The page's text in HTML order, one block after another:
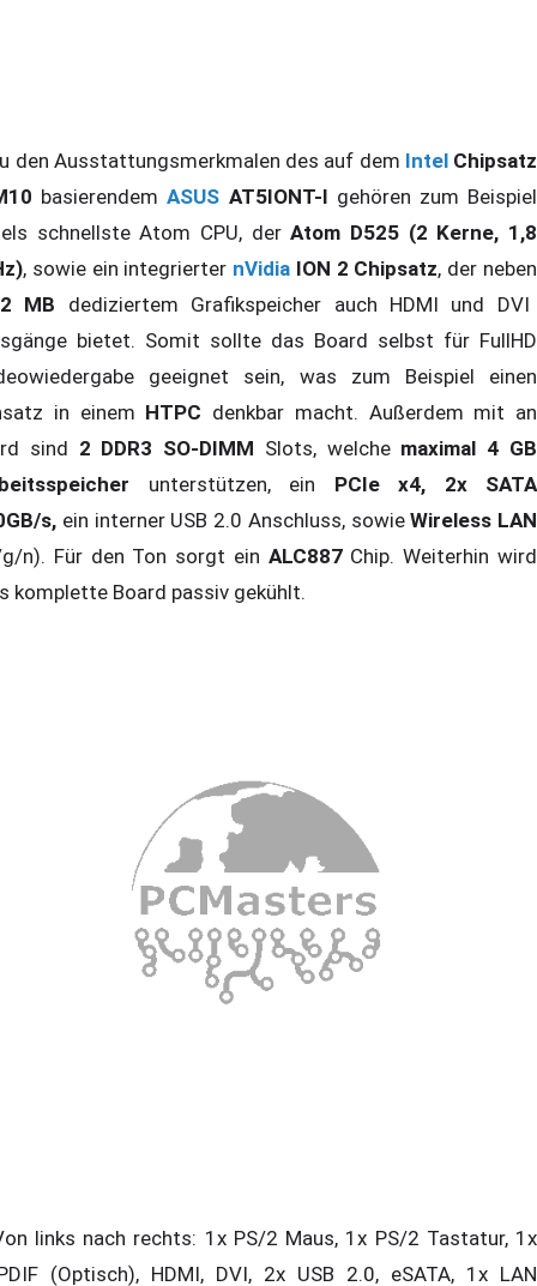
den Ausstattungsmerkmalen des auf dem IntelChipsatz
basierendemASUS AT5IONT-I gehören zum Beispiel
schnellste Atom CPU, derAtom D525 (2 Kerne, 1,8
, sowie ein integrierter nVidia ION 2 Chipsatz, der neben
MB dediziertem Grafikspeicher auch HDMI und DVI
bietet. Somit sollte das Board selbst für FullHD
geeignet sein, was zum Beispiel einen
in einem HTPC denkbar macht. Außerdem mit an
sind 2 DDR3 SO-DIMM Slots, welche maximal 4 GB
unterstützen, ein PCIe x4, 2x SATA
s, ein interner USB 2.0 Anschluss, sowieWireless LAN
n). Für den Ton sorgt ein ALC887 Chip. Weiterhin wird
komplette Board passiv gekühlt.
links nach rechts: 1x PS/2 Maus, 1x PS/2 Tastatur, 1x
(Optisch), HDMI, DVI, 2x USB 2.0, eSATA, 1x LAN